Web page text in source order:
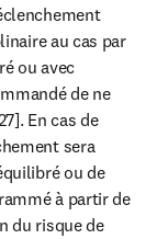
au cas par
ou avec
de ne
En cas de
sera
ou de
à partir de
du risque de